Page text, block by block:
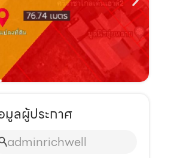
มูลผู้ประกาศ
adminrichwell